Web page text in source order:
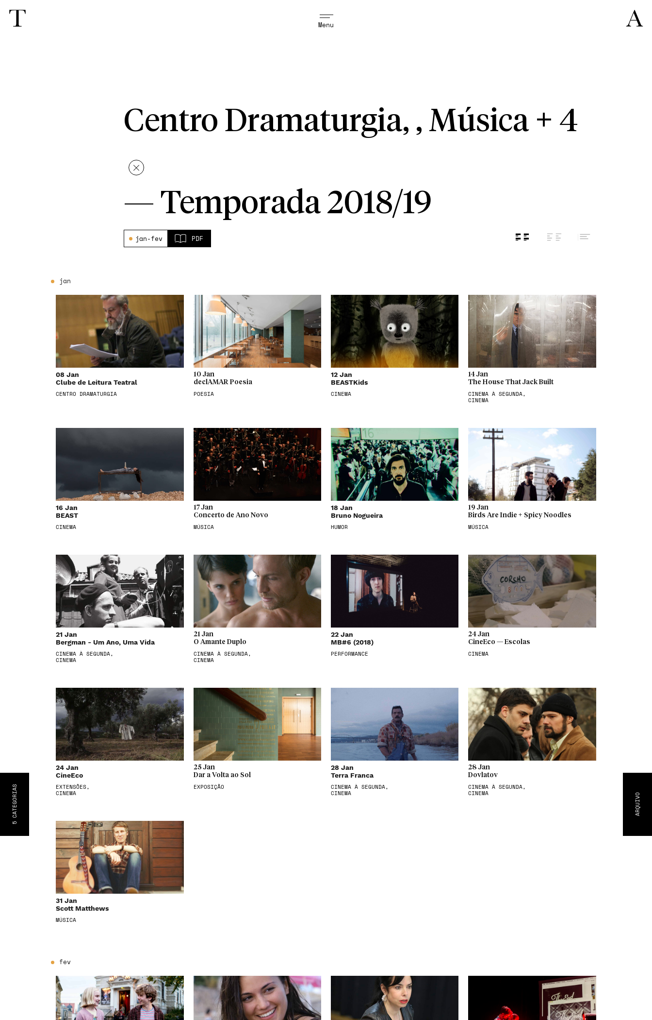
Menu
ARQUIVO
5
CATEGORIA
S
Centro Dramaturgia, , Música + 4
— Temporada 2018/19
jan-fev PDF
jan
08 Jan
Clube de Leitura Teatral
CENTRO DRAMATURGIA
10 Jan
declAMAR Poesia
POESIA
12 Jan
BEASTKids
CINEMA
14 Jan
The House That Jack Built
CINEMA À SEGUNDA,
CINEMA
16 Jan
BEAST
CINEMA
17 Jan
Concerto de Ano Novo
MÚSICA
18 Jan
Bruno Nogueira
HUMOR
19 Jan
Birds Are Indie + Spicy Noodles
MÚSICA
21 Jan
Bergman - Um Ano, Uma Vida
CINEMA À SEGUNDA,
CINEMA
21 Jan
O Amante Duplo
CINEMA À SEGUNDA,
CINEMA
22 Jan
MB#6 (2018)
PERFORMANCE
24 Jan
CineEco — Escolas
CINEMA
24 Jan
CineEco
EXTENSÕES,
CINEMA
25 Jan
Dar a Volta ao Sol
EXPOSIÇÃO
28 Jan
Terra Franca
CINEMA À SEGUNDA,
CINEMA
28 Jan
Dovlatov
CINEMA À SEGUNDA,
CINEMA
31 Jan
Scott Matthews
MÚSICA
fev